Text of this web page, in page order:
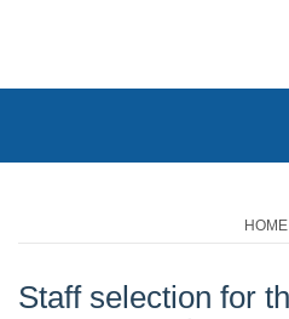
HOME
Staff selection for